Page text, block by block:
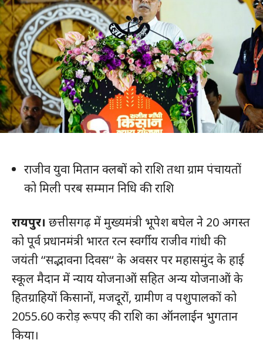
राजीव युवा मितान क्लबों को राशि तथा ग्राम पंचायतों
को मिली परब सम्मान निधि की राशि
रायपुर। छत्तीसगढ़ में मुख्यमंत्री भूपेश बघेल ने 20 अगस्त
को पूर्व प्रधानमंत्री भारत रत्न स्वर्गीय राजीव गांधी की
जयंती ‘‘सद्भावना दिवस‘‘ के अवसर पर महासमुंद के हाई
स्कूल मैदान में न्याय योजनाओं सहित अन्य योजनाओं के
हितग्राहियों किसानों, मजदूरों, ग्रामीण व पशुपालकों को
2055.60 करोड़ रूपए की राशि का ऑनलाईन भुगतान
किया।